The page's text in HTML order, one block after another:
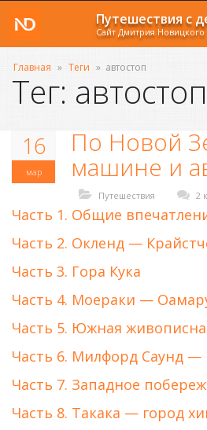
Путешествия с
Сайт Дмитрия Новицкого
Главная » Теги » автостоп
Тег: автостоп
16
мар
По Новой
машине и
Путешествия 2
Часть 1. Общие
Часть 2. Окленд —
Часть 3. Гора Кука
Часть 4. Моераки —
Часть 5. Южная
Часть 6. Милфорд Саунд —
Часть 7. Западное
Часть 8. Такака — город